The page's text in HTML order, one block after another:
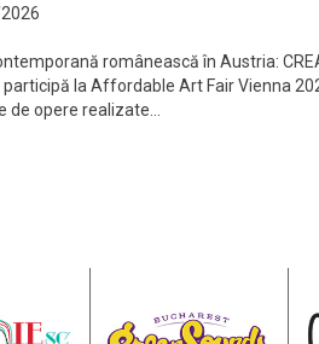
românească în Austria:
participă la Affordable Art Fair Vienna
de opere realizate...